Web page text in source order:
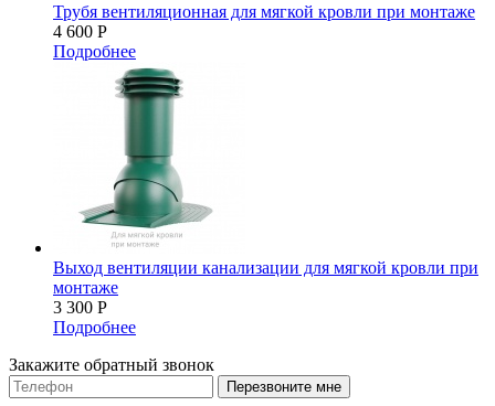
Трубя вентиляционная для мягкой кровли при монтаже
4 600 Р
Подробнее
Выход вентиляции канализации для мягкой кровли при
монтаже
3 300 Р
Подробнее
Закажите обратный звонок
Перезвоните мне